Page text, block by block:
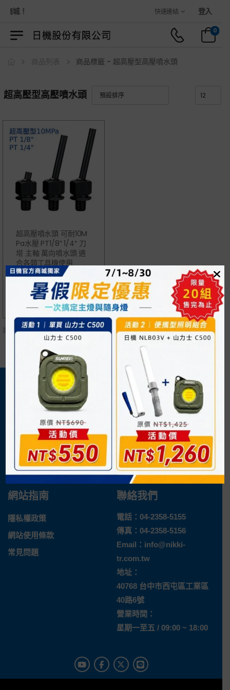
商城！ 快速連結 登入
0
商品標籤 - 超高壓型高壓噴水頭
超高壓型高壓噴水頭
超高壓噴水頭 可耐10M
Pa水壓 PT1/8″ 1/4″ 刀
塔 主軸 萬向噴水頭 適
合各類工具機使用
NT$235
顯示單一結果
關於我們
日機官方網站
企業概況
最新消息
購物須知
購物流程
付款方式
運送方式
退換貨說明
網站指南
隱私權政策
網站使用條款
常見問題
聯絡我們
電話： 04-2358-5155
傳真：04-2358-5156
Email： info@nikki-
tr.com.tw
地址：
40768 台中市西屯區工業區
40路6號
營業時間：
星期一至五 / 09:00 ~ 18:00